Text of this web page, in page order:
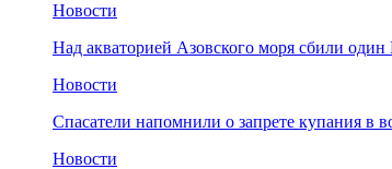
Новости
Над акваторией Азовского моря сбили
Новости
Спасатели напомнили о запрете купания в
Новости